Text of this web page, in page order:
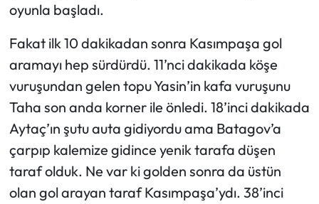
oyunla başladı.
Fakat ilk 10 dakikadan sonra Kasımpaşa gol
aramayı hep sürdürdü. 11’nci dakikada köşe
vuruşundan gelen topu Yasin’in kafa vuruşunu
Taha son anda korner ile önledi. 18’inci dakikada
Aytaç’ın şutu auta gidiyordu ama Batagov’a
çarpıp kalemize gidince yenik tarafa düşen
taraf olduk. Ne var ki golden sonra da üstün
olan gol arayan taraf Kasımpaşa’ydı. 38’inci